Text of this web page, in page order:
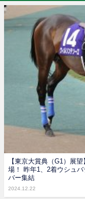
【東京大賞典（G1）展
場！ 昨年1、2着ウシュ
バー集結
2024.12.22